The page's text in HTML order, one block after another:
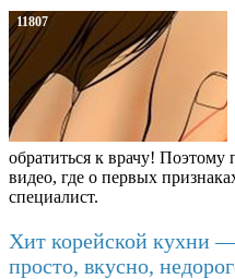
11807
обратиться к врачу! Поэтому
видео, где о первых
специалист.
Хит корейской кухни
просто, вкусно,